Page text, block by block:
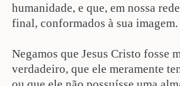
humanidade, e que, em nossa
final, conformados à sua imagem.
Negamos que Jesus Cristo fosse
verdadeiro, que ele meramente